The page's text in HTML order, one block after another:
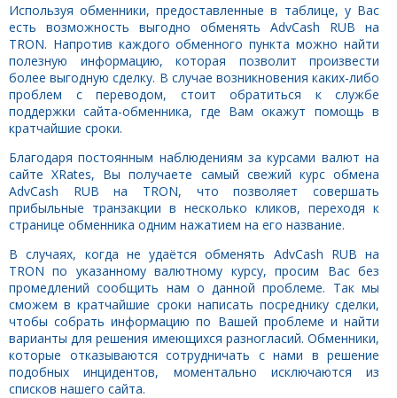
Используя обменники, предоставленные в таблице, у Вас
есть возможность выгодно обменять AdvCash RUB на
TRON. Напротив каждого обменного пункта можно найти
полезную информацию, которая позволит произвести
более выгодную сделку. В случае возникновения каких-либо
проблем с переводом, стоит обратиться к службе
поддержки сайта-обменника, где Вам окажут помощь в
кратчайшие сроки.
Благодаря постоянным наблюдениям за курсами валют на
сайте XRates, Вы получаете самый свежий курс обмена
AdvCash RUB на TRON, что позволяет совершать
прибыльные транзакции в несколько кликов, переходя к
странице обменника одним нажатием на его название.
В случаях, когда не удаётся обменять AdvCash RUB на
TRON по указанному валютному курсу, просим Вас без
промедлений сообщить нам о данной проблеме. Так мы
сможем в кратчайшие сроки написать посреднику сделки,
чтобы собрать информацию по Вашей проблеме и найти
варианты для решения имеющихся разногласий. Обменники,
которые отказываются сотрудничать с нами в решение
подобных инцидентов, моментально исключаются из
списков нашего сайта.